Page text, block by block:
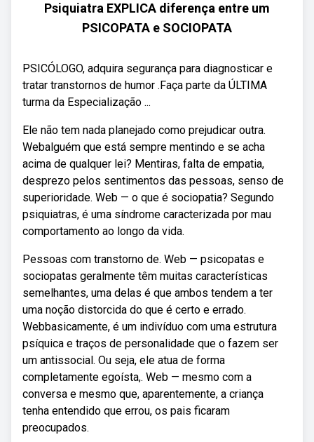
Psiquiatra EXPLICA diferença entre um
PSICOPATA e SOCIOPATA
PSICÓLOGO, adquira segurança para diagnosticar e
tratar transtornos de humor .Faça parte da ÚLTIMA
turma da Especialização ...
Ele não tem nada planejado como prejudicar outra.
Webalguém que está sempre mentindo e se acha
acima de qualquer lei? Mentiras, falta de empatia,
desprezo pelos sentimentos das pessoas, senso de
superioridade. Web — o que é sociopatia? Segundo
psiquiatras, é uma síndrome caracterizada por mau
comportamento ao longo da vida.
Pessoas com transtorno de. Web — psicopatas e
sociopatas geralmente têm muitas características
semelhantes, uma delas é que ambos tendem a ter
uma noção distorcida do que é certo e errado.
Webbasicamente, é um indivíduo com uma estrutura
psíquica e traços de personalidade que o fazem ser
um antissocial. Ou seja, ele atua de forma
completamente egoísta,. Web — mesmo com a
conversa e mesmo que, aparentemente, a criança
tenha entendido que errou, os pais ficaram
preocupados.